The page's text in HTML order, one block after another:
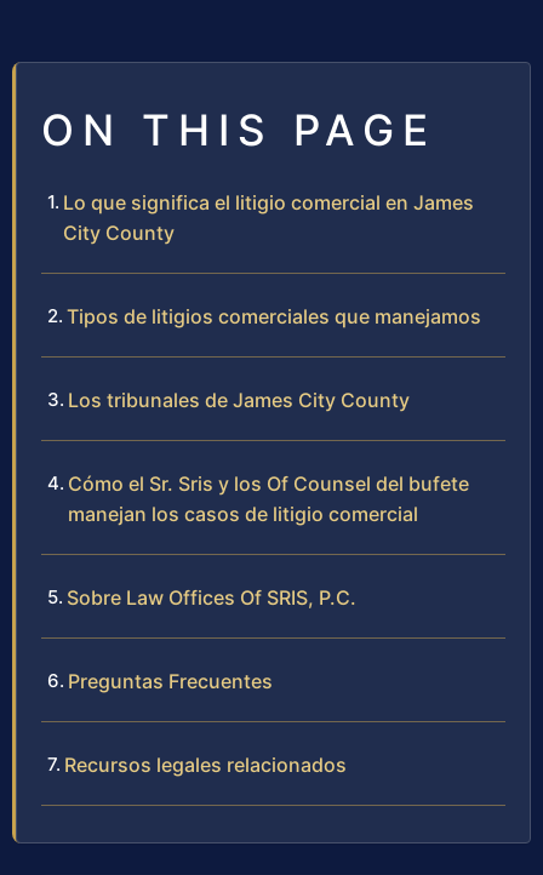
ON THIS PAGE
Lo que significa el litigio comercial en James
City County
Tipos de litigios comerciales que manejamos
Los tribunales de James City County
Cómo el Sr. Sris y los Of Counsel del bufete
manejan los casos de litigio comercial
Sobre Law Offices Of SRIS, P.C.
Preguntas Frecuentes
Recursos legales relacionados